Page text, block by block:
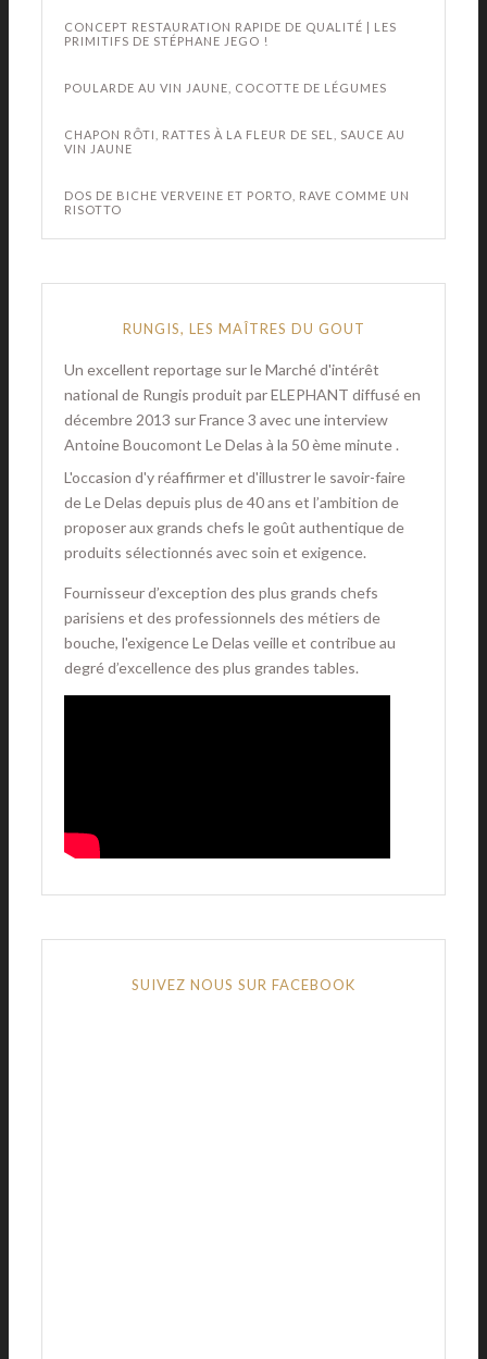
CONCEPT RESTAURATION RAPIDE DE QUALITÉ | LES
PRIMITIFS DE STÉPHANE JEGO !
POULARDE AU VIN JAUNE, COCOTTE DE LÉGUMES
CHAPON RÔTI, RATTES À LA FLEUR DE SEL, SAUCE AU
VIN JAUNE
DOS DE BICHE VERVEINE ET PORTO, RAVE COMME UN
RISOTTO
RUNGIS, LES MAÎTRES DU GOUT
Un excellent reportage sur le Marché d'intérêt
national de Rungis produit par ELEPHANT diffusé en
décembre 2013 sur France 3 avec une interview
Antoine Boucomont Le Delas à la 50 ème minute .
L'occasion d'y réaffirmer et d'illustrer le savoir-faire
de Le Delas depuis plus de 40 ans et l’ambition de
proposer aux grands chefs le goût authentique de
produits sélectionnés avec soin et exigence.
Fournisseur d’exception des plus grands chefs
parisiens et des professionnels des métiers de
bouche, l'exigence Le Delas veille et contribue au
degré d’excellence des plus grandes tables.
SUIVEZ NOUS SUR FACEBOOK